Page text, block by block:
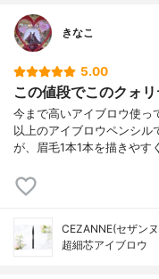
きなこ
5.00
この値段でこのクォリ
今まで高いアイブロウ使っ
以上のアイブロウペンシル
が、眉毛1本1本を描きやす
CEZANNE(セザン
超細芯アイブロウ